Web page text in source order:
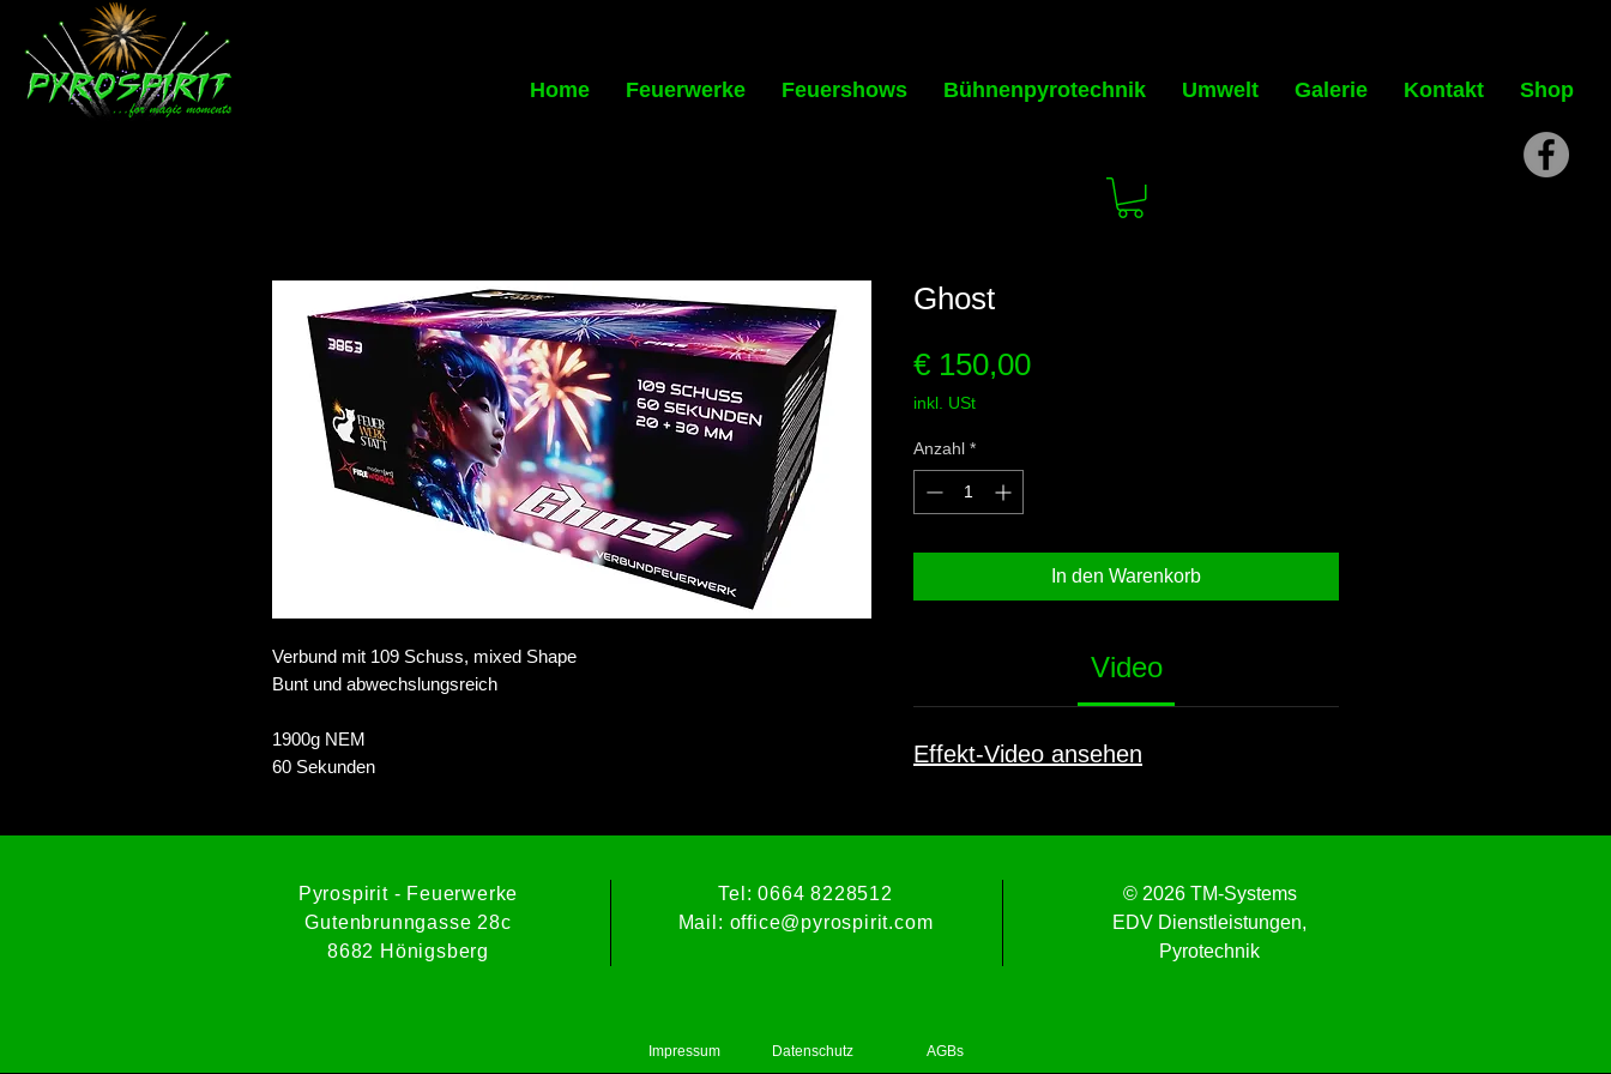
Home Feuerwerke Feuershows Bühnenpyrotechnik Umwelt Galerie Kontakt Shop
Verbund mit 109 Schuss, mixed Shape
Bunt und abwechslungsreich
1900g NEM
60 Sekunden
Ghost
€ 150,00Preis
inkl. USt
Anzahl *
In den Warenkorb
Video
Effekt-Video ansehen
Pyrospirit - Feuerwerke
Gutenbrunngasse 28c
8682 Hönigsberg
Tel: 0664 8228512
Mail: office@pyrospirit.com
© 2026 TM-Systems
EDV Dienstleistungen,
Pyrotechnik
Impressum Datenschutz AGBs